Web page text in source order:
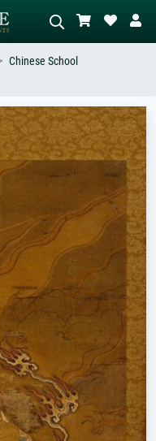
de scène – bijv. groene
abstract met veel rood, donker
staand naakt naast
Chinese School